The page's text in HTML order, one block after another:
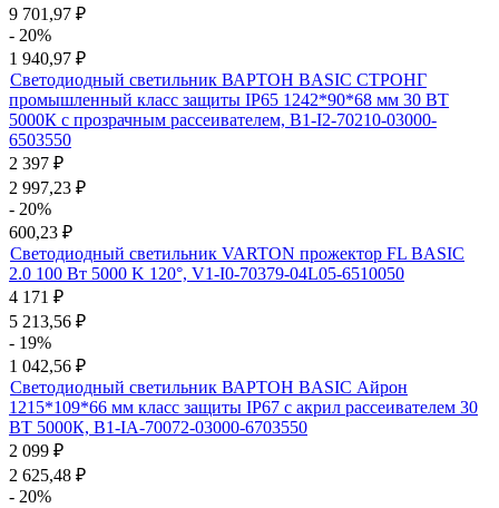
9 701,97 ₽
- 20%
1 940,97 ₽
Светодиодный светильник ВАРТОН BASIC СТРОНГ
промышленный класс защиты IP65 1242*90*68 мм 30 ВТ
5000К с прозрачным рассеивателем, B1-I2-70210-03000-
6503550
2 397 ₽
2 997,23 ₽
- 20%
600,23 ₽
Светодиодный светильник VARTON прожектор FL BASIC
2.0 100 Вт 5000 K 120°, V1-I0-70379-04L05-6510050
4 171 ₽
5 213,56 ₽
- 19%
1 042,56 ₽
Светодиодный светильник ВАРТОН BASIC Айрон
1215*109*66 мм класс защиты IP67 с акрил рассеивателем 30
ВТ 5000К, B1-IA-70072-03000-6703550
2 099 ₽
2 625,48 ₽
- 20%